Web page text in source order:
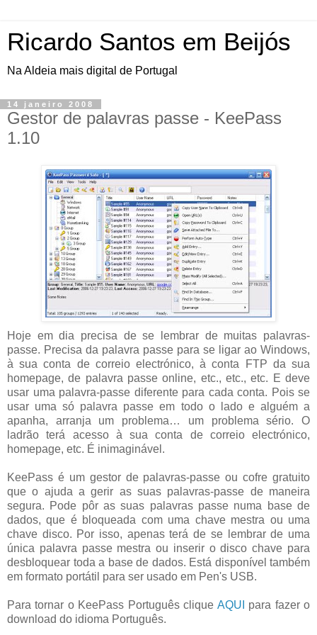
Ricardo Santos em Beijós
Na Aldeia mais digital de Portugal
14 janeiro 2008
Gestor de palavras passe - KeePass
1.10
Hoje em dia precisa de se lembrar de muitas palavras-
passe. Precisa da palavra passe para se ligar ao Windows,
à sua conta de correio electrónico, à conta FTP da sua
homepage, de palavra passe online, etc., etc., etc. E deve
usar uma palavra-passe diferente para cada conta. Pois se
usar uma só palavra passe em todo o lado e alguém a
apanha, arranja um problema… um problema sério. O
ladrão terá acesso à sua conta de correio electrónico,
homepage, etc. É inimaginável.
KeePass é um gestor de palavras-passe ou cofre gratuito
que o ajuda a gerir as suas palavras-passe de maneira
segura. Pode pôr as suas palavras passe numa base de
dados, que é bloqueada com uma chave mestra ou uma
chave disco. Por isso, apenas terá de se lembrar de uma
única palavra passe mestra ou inserir o disco chave para
desbloquear toda a base de dados. Está disponível também
em formato portátil para ser usado em Pen's USB.
Para tornar o KeePass Português clique AQUI
para fazer o
download do idioma Português.